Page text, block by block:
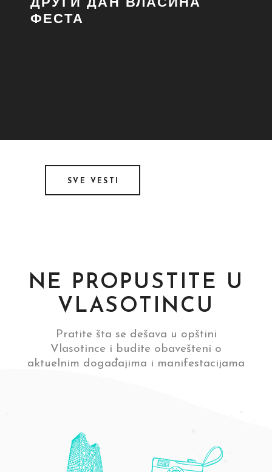
ДРУГИ ДАН ВЛАСИНА
ФЕСТА
SVE VESTI
NE PROPUSTITE U
VLASOTINCU
Pratite šta se dešava u opštini
Vlasotince i budite obavešteni o
aktuelnim događajima i manifestacijama